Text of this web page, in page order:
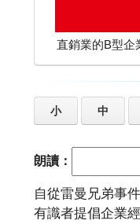
直銷業的B型企
小 中
朗讀：
自從雷曼兄弟事
有識者提倡企業